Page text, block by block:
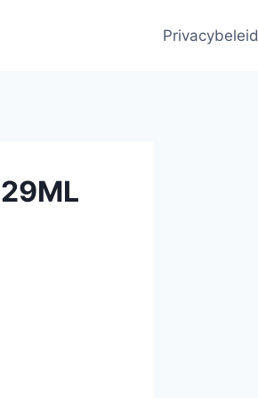
Privacybeleid